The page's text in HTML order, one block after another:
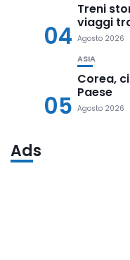
04
Treni
viaggi
Agosto 2026
05
ASIA
Corea,
Paese
Agosto 2026
Ads